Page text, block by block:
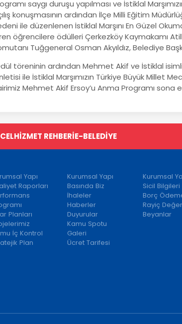
saygı duruşu yapılması ve İstiklal
konuşmasının ardından İlçe Milli Eğitim
ile düzenlenen İstiklal Marşını En Güzel
öğrencilere ödülleri Çerkezköy Kaymakamı
Tuğgeneral Osman Akyıldız, Belediye
töreninin ardından Mehmet Akif ve İstiklal
ile İstiklal Marşımızın Türkiye Büyük Millet
Mehmet Akif Ersoy’u Anma Programı sona
HİZMET REHBERİE-BELEDİYE
Yapı
Raporları
Planları
İç Kontrol
Plan
Kurumsal Yapı
Basında Biz
İhaleler
Haberler
Duyurular
Kamu Spotu
Galeri
Ücret Tarifesi
Kurumsal
Sicil Bilgileri
Borç
Rayiç Değer
Beyanlar